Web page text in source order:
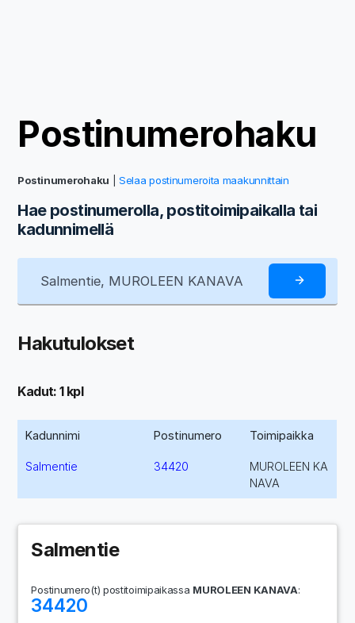
Postinumerohaku
Postinumerohaku |Selaa postinumeroita maakunnittain
Hae postinumerolla, postitoimipaikalla tai
kadunnimellä
Hakutulokset
Kadut: 1 kpl
Kadunnimi Postinumero Toimipaikka
Salmentie 34420
MUROLEEN KA
NAVA
Salmentie
Postinumero(t) postitoimipaikassa MUROLEEN KANAVA:
34420